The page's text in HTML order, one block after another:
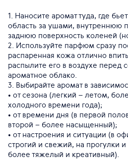
1. Наносите аромат туда, где
область за ушами, внутреннюю
заднюю поверхность коленей
2. Используйте парфюм сразу
распаренная кожа отлично
распылите его в воздухе перед
ароматное облако.
3. Выбирайте аромат в
• от сезона (легкий – летом,
холодного времени года);
• от времени дня (в первой
второй – более насыщенный);
• от настроения и ситуации (в
строгий и свежий, на прогулки
более тяжелый и креативный).